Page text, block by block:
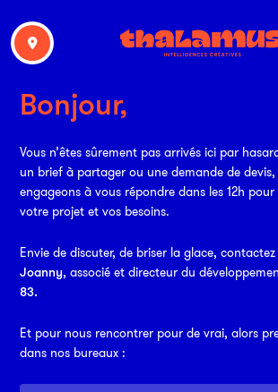
Bonjour,
Vous n’êtes sûrement pas arrivés ici par
un brief à partager ou une demande de
engageons à vous répondre dans les 12h
votre projet et vos besoins.
Envie de discuter, de briser la glace, contactez
Joanny, associé et directeur du
83.
Et pour nous rencontrer pour de vrai, alors
dans nos bureaux :